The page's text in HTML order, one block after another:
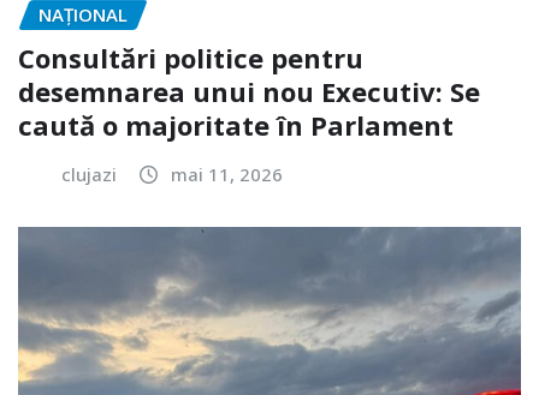
NAŢIONAL
Consultări politice pentru
desemnarea unui nou Executiv: Se
caută o majoritate în Parlament
clujazi mai 11, 2026